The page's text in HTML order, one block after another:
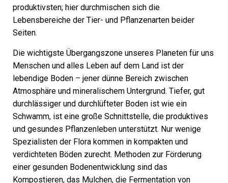
produktivsten; hier durchmischen sich die
Lebensbereiche der Tier- und Pflanzenarten beider
Seiten.
Die wichtigste Übergangszone unseres Planeten für uns
Menschen und alles ­Leben auf dem Land ist der
lebendige ­Boden – jener dünne Bereich zwischen
Atmosphäre und mineralischem Untergrund. Tiefer, gut
durchlässiger und durchlüfteter ­Boden ist wie ein
Schwamm, ist eine große Schnittstelle, die produktives
und gesundes Pflanzenleben unterstützt. Nur wenige
Spezialisten der Flora kommen in kompakten und
verdichteten Böden zurecht. Methoden zur Förderung
einer gesunden Bodenentwicklung sind das
Kompostieren, das Mulchen, die Fermentation von